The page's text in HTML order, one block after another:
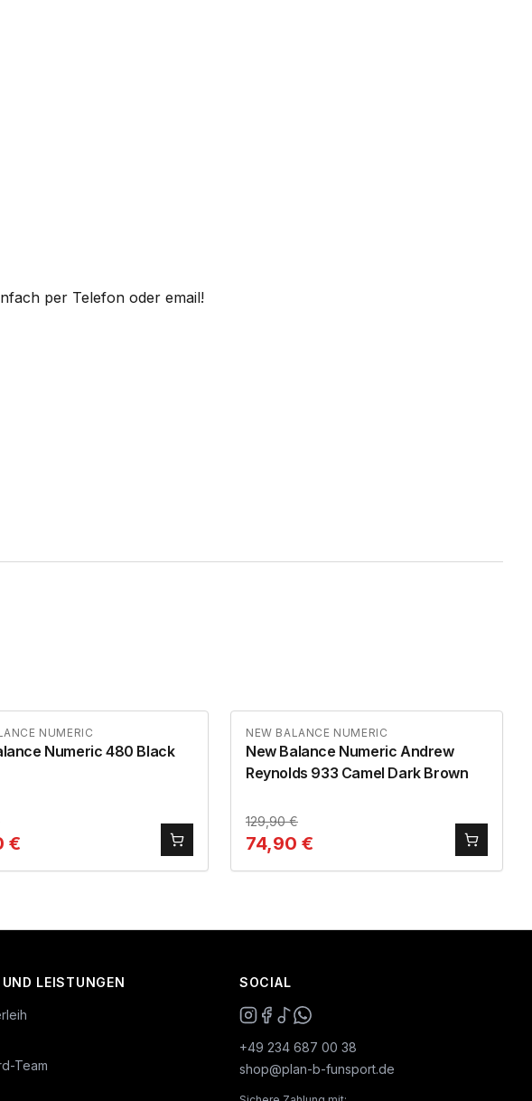
per Telefon oder email!
NUMERIC
Numeric 480 Black
€
NEW BALANCE NUMERIC
New Balance Numeric Andrew
Reynolds 933 Camel Dark Brown
129,90€
74,90 €
LEISTUNGEN
Team
SOCIAL
+49 234 687 00 38
shop@plan-b-funsport.de